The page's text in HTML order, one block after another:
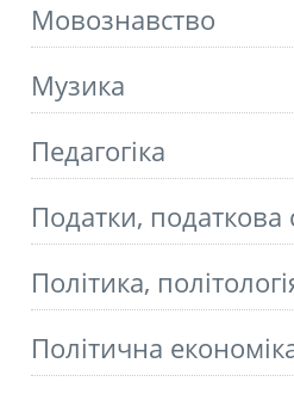
Мовознавство
Музика
Педагогіка
Податки, податкова
Політика,
Політична